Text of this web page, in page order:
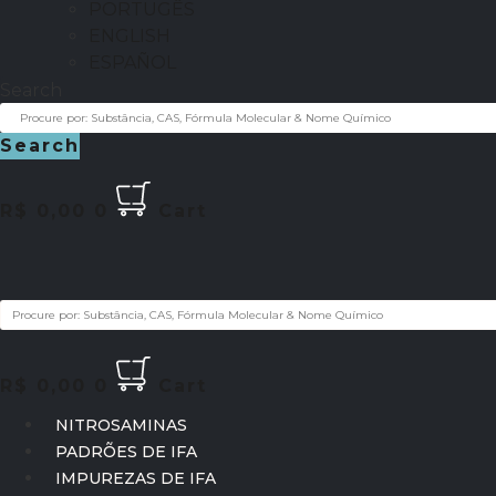
Search
NITROSAMINAS
PADRÕES DE IFA
IMPUREZAS DE IFA